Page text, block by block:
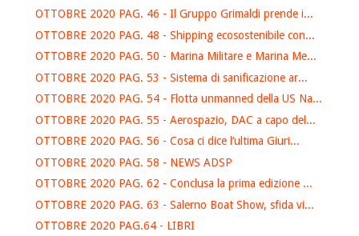
OTTOBRE 2020 PAG. 46 - Il Gruppo Grimaldi prende i...
OTTOBRE 2020 PAG. 48 - Shipping ecosostenibile con...
OTTOBRE 2020 PAG. 50 - Marina Militare e Marina Me...
OTTOBRE 2020 PAG. 53 - Sistema di sanificazione ar...
OTTOBRE 2020 PAG. 54 - Flotta unmanned della US Na...
OTTOBRE 2020 PAG. 55 - Aerospazio, DAC a capo del...
OTTOBRE 2020 PAG. 56 - Cosa ci dice l’ultima Giuri...
OTTOBRE 2020 PAG. 58 - NEWS ADSP
OTTOBRE 2020 PAG. 62 - Conclusa la prima edizione ...
OTTOBRE 2020 PAG. 63 - Salerno Boat Show, sfida vi...
OTTOBRE 2020 PAG.64 - LIBRI